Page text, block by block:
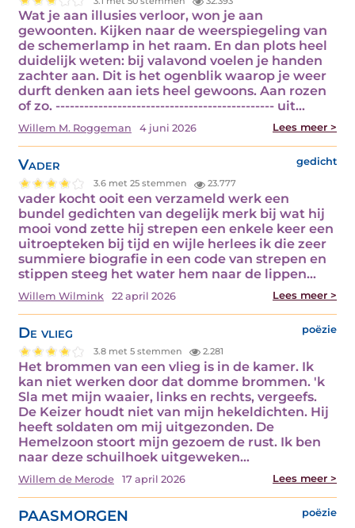
Wat je aan illusies verloor, won je aan
gewoonten. Kijken naar de weerspiegeling van
de schemerlamp in het raam. En dan plots heel
duidelijk weten: bij valavond voelen je handen
zachter aan. Dit is het ogenblik waarop je weer
durft denken aan iets heel gewoons. Aan rozen
of zo. ---------------------------------------------- uit…
Willem M. Roggeman 4 juni 2026 Lees meer >
Vader gedicht
3.6 met 25 stemmen 23.777
vader kocht ooit een verzameld werk een
bundel gedichten van degelijk merk bij wat hij
mooi vond zette hij strepen een enkele keer een
uitroepteken bij tijd en wijle herlees ik die zeer
summiere biografie in een code van strepen en
stippen steeg het water hem naar de lippen…
Willem Wilmink 22 april 2026 Lees meer >
De vlieg poëzie
3.8 met 5 stemmen 2.281
Het brommen van een vlieg is in de kamer. Ik
kan niet werken door dat domme brommen. 'k
Sla met mijn waaier, links en rechts, vergeefs.
De Keizer houdt niet van mijn hekeldichten. Hij
heeft soldaten om mij uitgezonden. De
Hemelzoon stoort mijn gezoem de rust. Ik ben
naar deze schuilhoek uitgeweken…
Willem de Merode 17 april 2026 Lees meer >
PAASMORGEN poëzie